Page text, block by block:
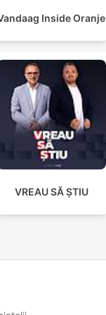
Inside Oranje
VREAU SĂ ȘTIU